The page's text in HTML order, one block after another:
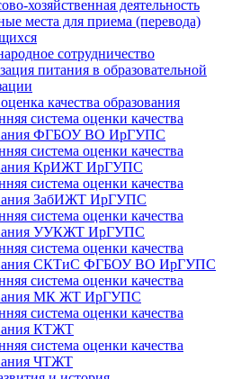
хозяйственная деятельность
места для приема (перевода)
сотрудничество
питания в образовательной
качества образования
система оценки качества
ФГБОУ ВО ИрГУПС
система оценки качества
КрИЖТ ИрГУПС
система оценки качества
ЗабИЖТ ИрГУПС
система оценки качества
УУКЖТ ИрГУПС
система оценки качества
СКТиС ФГБОУ ВО ИрГУПС
система оценки качества
МК ЖТ ИрГУПС
система оценки качества
КТЖТ
система оценки качества
ЧТЖТ